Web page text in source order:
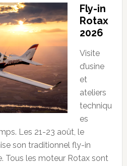
Fly-in
Rotax
2026
Visite
d’usine
et
ateliers
techniqu
es
Les 21-23 août, le
son traditionnel fly-in
Tous les moteur Rotax sont